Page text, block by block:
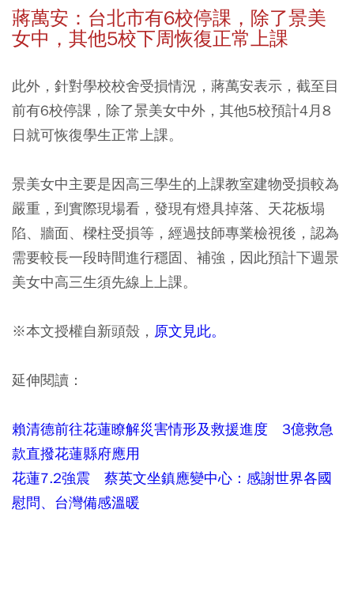
蔣萬安：台北市有6校停課，除了景美
女中，其他5校下周恢復正常上課
此外，針對學校校舍受損情況，蔣萬安表示，截至目
前有6校停課，除了景美女中外，其他5校預計4月8
日就可恢復學生正常上課。
景美女中主要是因高三學生的上課教室建物受損較為
嚴重，到實際現場看，發現有燈具掉落、天花板塌
陷、牆面、樑柱受損等，經過技師專業檢視後，認為
需要較長一段時間進行穩固、補強，因此預計下週景
美女中高三生須先線上上課。
※本文授權自新頭殼， 原文見此。
延伸閱讀：
賴清德前往花蓮瞭解災害情形及救援進度 3億救急
款直撥花蓮縣府應用
花蓮7.2強震 蔡英文坐鎮應變中心：感謝世界各國
慰問、台灣備感溫暖